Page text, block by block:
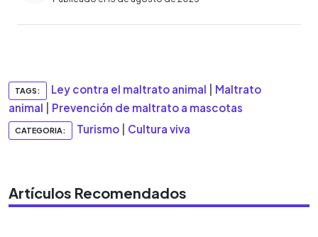
► Escuchar artículo
TAGS: Ley contra el maltrato animal
Maltrato
animal
Prevención de maltrato a mascotas
CATEGORIA: Turismo Cultura viva
Artículos Recomendados